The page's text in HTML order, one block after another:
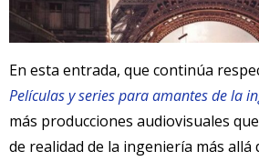
En esta entrada, que continúa
Películas y series para amantes de la
más producciones audiovisuales
de realidad de la ingeniería más allá